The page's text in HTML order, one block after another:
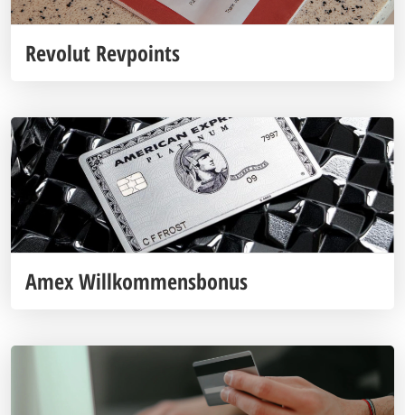
Revolut Revpoints
Amex Willkommensbonus